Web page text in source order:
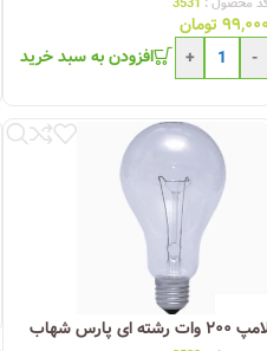
تومان
-
+ افزودن به سبد خرید
وات رشته ای پارس شهاب